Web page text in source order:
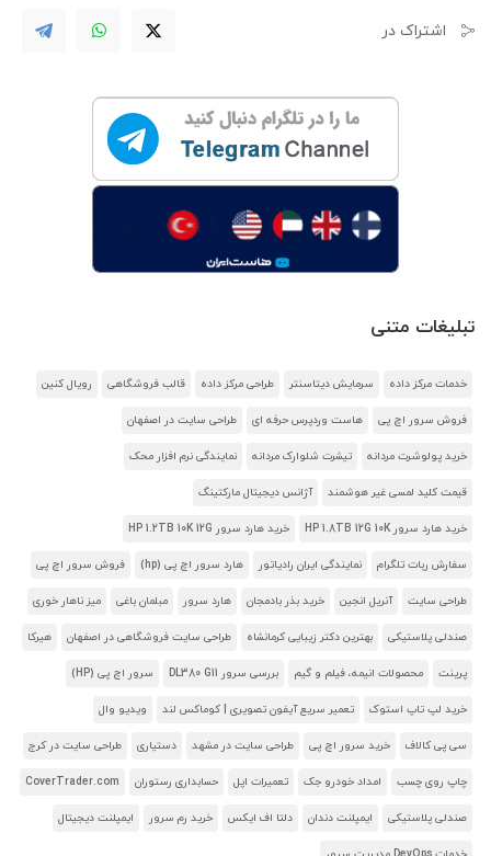
اشتراک در
تبلیغات متنی
خدمات مرکز داده سرمایش دیتاسنتر طراحی مرکز داده قالب فروشگاهی رویال کنین
فروش سرور اچ پی هاست وردپرس حرفه ای طراحی سایت در اصفهان
خرید پولوشرت مردانه تیشرت شلوارک مردانه نمایندگی نرم افزار محک
قیمت کلید لمسی غیر هوشمند آژانس دیجیتال مارکتینگ
خرید هارد سرور HP 1.8TB 12G 10K خرید هارد سرور HP 1.2TB 10K 12G
سفارش ربات تلگرام نمایندگی ایران رادیاتور هارد سرور اچ پی (hp) فروش سرور اچ پی
طراحی سایت آنریل انجین خرید بذر بادمجان هارد سرور مبلمان باغی میز ناهار خوری
صندلی پلاستیکی بهترین دکتر زیبایی کرمانشاه طراحی سایت فروشگاهی در اصفهان هیرکا
پرینت محصولات انیمه، فیلم و گیم بررسی سرور DL380 G11 سرور اچ پی (HP)
خرید لپ تاپ استوک تعمیر سریع آیفون تصویری | کوماکس لند ویدیو وال
سی پی کالاف خرید سرور اچ پی طراحی سایت در مشهد دستیاری طراحی سایت در کرج
چاپ روی چسب امداد خودرو جک تعمیرات اپل حسابداری رستوران CoverTrader.com
صندلی پلاستیکی ایمپلنت دندان دلتا اف ایکس خرید رم سرور ایمپلنت دیجیتال